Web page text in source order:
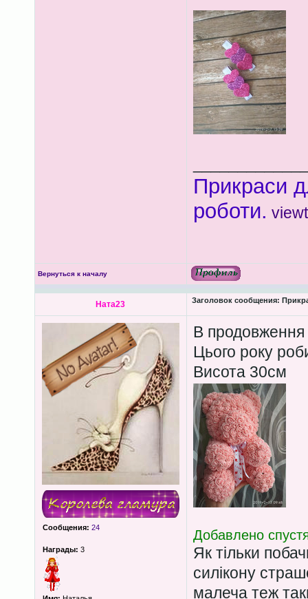
Прикраси
роботи.
Вернуться к началу
Ната23 Заголовок сообщения:
Сообщения: 24
Награды: 3
В
Цього року
Висота 30см
Добавлено
Як тільки
силікону
малеча теж